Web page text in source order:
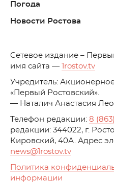
Погода
Новости Ростова
Cетевое издание –
имя сайта —
1rostov.tv
Учредитель:
«Первый
— Наталич Анастасия
Телефон редакции: 8
редакции: 344022, г.
Кировский, 40А. Адрес
news@1rostov.tv
Политика
информации